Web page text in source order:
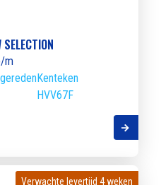
m
Kenteken
HVV67F
Verwachte levertijd 4 weken
Verwachte levertijd 4 weken